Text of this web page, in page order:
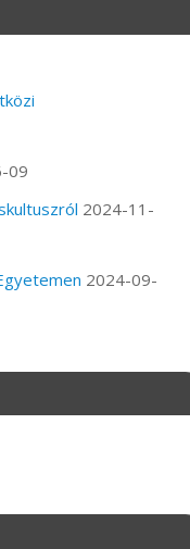
09
2024-11-
2024-09-